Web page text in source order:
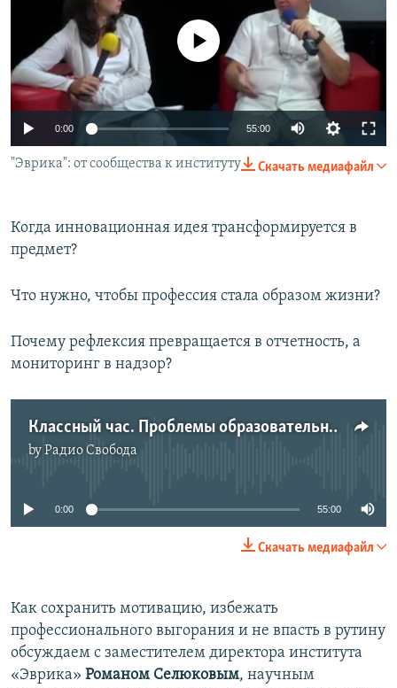
РАСПИСАНИЕ ВЕЩАНИЯ
ПОДПИШИТЕСЬ НА РАССЫЛКУ
СОЦИАЛЬНЫЕ СЕТИ
No media source currently available
0:00 55:00
Скачать медиафайл
"Эврика": от сообщества к институту
Когда инновационная идея трансформируется в
предмет?
Что нужно, чтобы профессия стала образом жизни?
Почему рефлексия превращается в отчетность, а
мониторинг в надзор?
Классный час. Проблемы образовательной политики
byРадио Свобода
No media source currently available
0:00 55:00
Скачать медиафайл
Как сохранить мотивацию, избежать
профессионального выгорания и не впасть в рутину
обсуждаем с заместителем директора института
«Эврика» Романом Селюковым, научным